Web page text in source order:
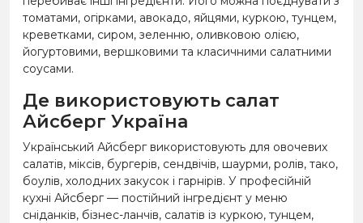
томатами, огірками, авокадо, яйцями, куркою, тунцем,
креветками, сиром, зеленню, оливковою олією,
йогуртовими, вершковими та класичними салатними
соусами.
Де використовують салат
Айсберг Україна
Український Айсберг використовують для овочевих
салатів, міксів, бургерів, сендвічів, шаурми, ролів, тако,
боулів, холодних закусок і гарнірів. У професійній
кухні Айсберг — постійний інгредієнт у меню
сніданків, бізнес-ланчів, салатів із куркою, тунцем,